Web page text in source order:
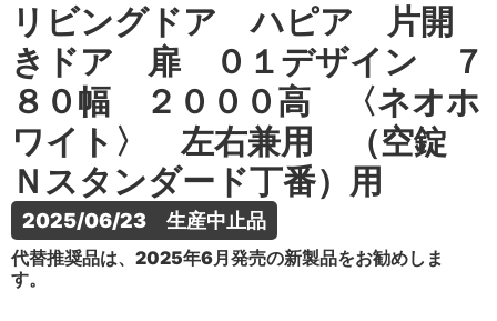
リビングドア ハピア 片開
きドア 扉 ０１デザイン ７
８０幅 ２０００高 〈ネオホ
ワイト〉 左右兼用 （空錠
Ｎスタンダード丁番）用
2025/06/23　生産中止品
代替推奨品は、2025年6月発売の新製品をお勧めしま
す。